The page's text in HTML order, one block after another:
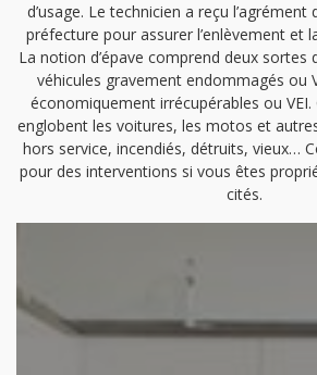
d’usage. Le technicien a reçu
préfecture pour assurer l’enlèvement et
La notion d’épave comprend deux sortes
véhicules gravement endommagés ou
économiquement irrécupérables ou VEI.
englobent les voitures, les motos et
hors service, incendiés, détruits, vieux…
pour des interventions si vous êtes
cités.